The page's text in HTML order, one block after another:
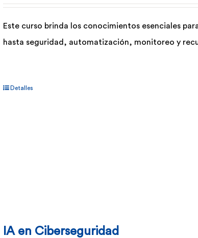
Este curso brinda los conocimientos esenciales
hasta seguridad, automatización, monitoreo y
Detalles
IA en Ciberseguridad